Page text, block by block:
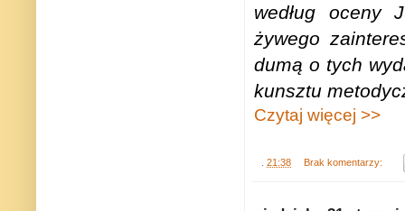
według oceny
żywego
dumą o tych
kunsztu
Czytaj więcej >>
21:38 Brak komentarzy: